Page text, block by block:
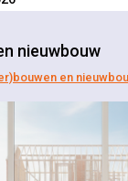
nieuwbouw
en